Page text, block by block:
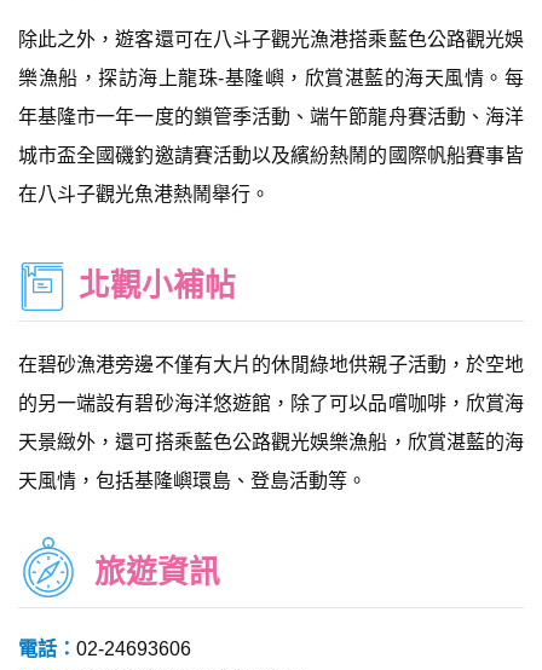
除此之外，遊客還可在八斗子觀光漁港搭乘藍色公路觀光娛
樂漁船，探訪海上龍珠-基隆嶼，欣賞湛藍的海天風情。每
年基隆市一年一度的鎖管季活動、端午節龍舟賽活動、海洋
城市盃全國磯釣邀請賽活動以及繽紛熱鬧的國際帆船賽事皆
在八斗子觀光魚港熱鬧舉行。
北觀小補帖
在碧砂漁港旁邊不僅有大片的休閒綠地供親子活動，於空地
的另一端設有碧砂海洋悠遊館，除了可以品嚐咖啡，欣賞海
天景緻外，還可搭乘藍色公路觀光娛樂漁船，欣賞湛藍的海
天風情，包括基隆嶼環島、登島活動等。
旅遊資訊
電話： 02-24693606